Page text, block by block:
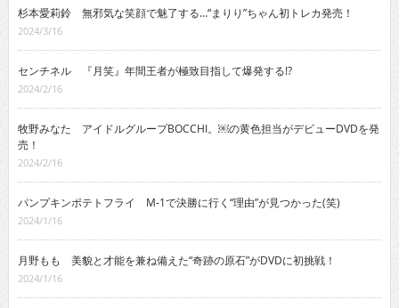
杉本愛莉鈴 無邪気な笑顔で魅了する…“まりり”ちゃん初トレカ発売！
2024/3/16
センチネル 『月笑』年間王者が極致目指して爆発する!?
2024/2/16
牧野みなた アイドルグループBOCCHI。￼の黄色担当がデビューDVDを発
売！
2024/2/16
パンプキンポテトフライ M-1で決勝に行く“理由”が見つかった(笑)
2024/1/16
月野もも 美貌と才能を兼ね備えた“奇跡の原石”がDVDに初挑戦！
2024/1/16